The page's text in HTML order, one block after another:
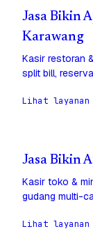
Jasa Bikin
Karawang
Kasir restoran
split bill,
Lihat layanan
Jasa Bikin
Kasir toko &
gudang multi-
Lihat layanan